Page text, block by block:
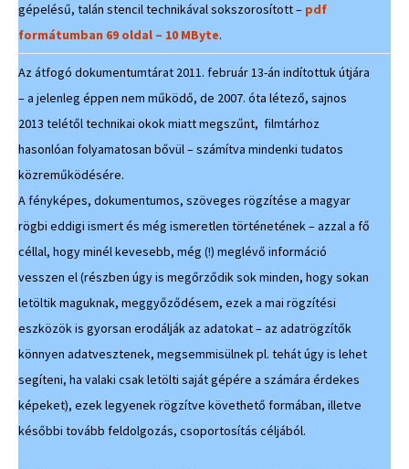
gépelésű, talán stencil technikával sokszorosított – pdf
formátumban 69 oldal – 10 MByte.
Az átfogó dokumentumtárat 2011. február 13-án indítottuk útjára
– a jelenleg éppen nem működő, de 2007. óta létező, sajnos
2013 telétől technikai okok miatt megszűnt, filmtárhoz
hasonlóan folyamatosan bővül – számítva mindenki tudatos
közreműködésére.
A fényképes, dokumentumos, szöveges rögzítése a magyar
rögbi eddigi ismert és még ismeretlen történetének – azzal a fő
céllal, hogy minél kevesebb, még (!) meglévő információ
vesszen el (részben úgy is megőrződik sok minden, hogy sokan
letöltik maguknak, meggyőződésem, ezek a mai rögzítési
eszközök is gyorsan erodálják az adatokat – az adatrögzítők
könnyen adatvesztenek, megsemmisülnek pl. tehát úgy is lehet
segíteni, ha valaki csak letölti saját gépére a számára érdekes
képeket), ezek legyenek rögzítve követhető formában, illetve
későbbi tovább feldolgozás, csoportosítás céljából.